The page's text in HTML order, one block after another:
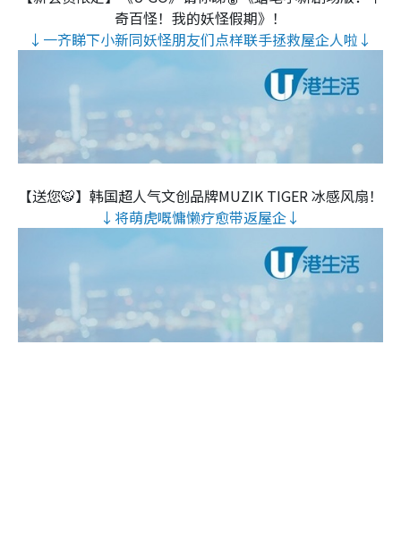
奇百怪！我的妖怪假期》！
↓一齐睇下小新同妖怪朋友们点样联手拯救屋企人啦↓
【送您🐯】韩国超人气文创品牌MUZIK TIGER 冰感风扇！
↓将萌虎嘅慵懒疗愈带返屋企↓